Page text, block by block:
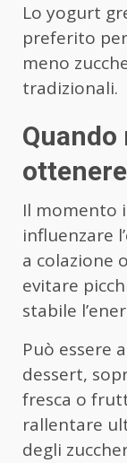
Lo yogurt
preferito
meno
tradizionali.
Il momento
influenzare
a colazione
evitare
stabile
Può essere
dessert,
fresca o
rallentare
degli